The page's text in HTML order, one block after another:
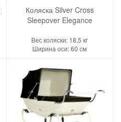
Коляска Silver Cross
Sleepover Elegance
Вес коляски: 18,5 кг
Ширина оси: 60 см